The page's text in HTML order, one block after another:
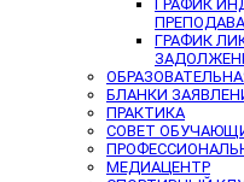
ГРАФИК
ГРАФИК
БЛАНКИ
ПРАКТИКА
СОВЕТ
МЕДИАЦЕНТР